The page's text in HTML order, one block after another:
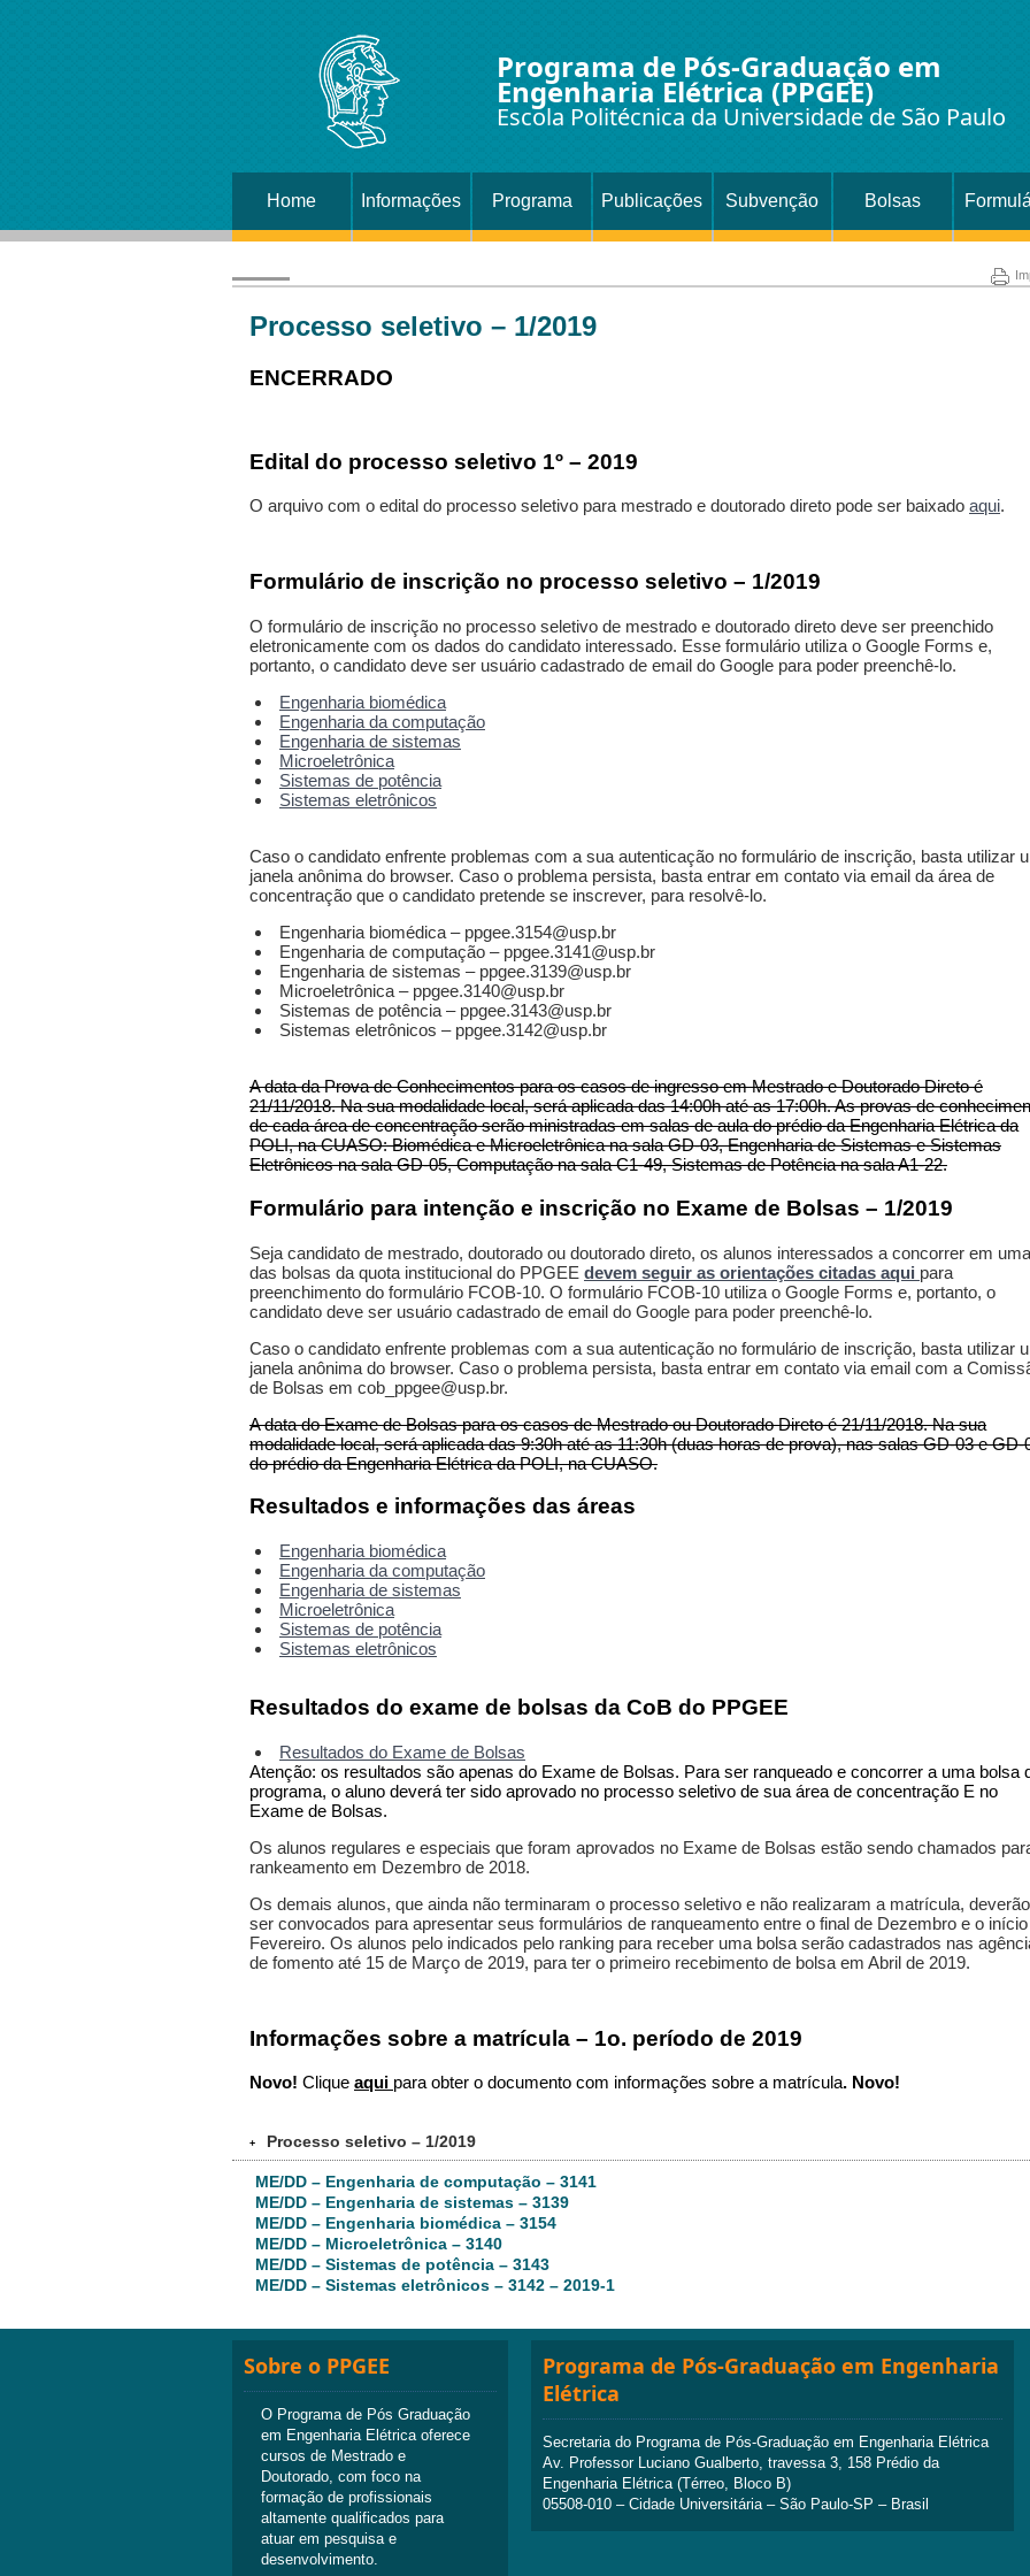
Programa de Pós-Graduação em
Engenharia Elétrica (PPGEE)
Escola Politécnica da Universidade de São Paulo
Home Informações Programa Publicações Subvenção Bolsas
Processo seletivo – 1/2019
ENCERRADO
Edital do processo seletivo 1º – 2019
O arquivo com o edital do processo seletivo para mestrado e doutorado direto pode ser baixado aqui.
Formulário de inscrição no processo seletivo – 1/2019
O formulário de inscrição no processo seletivo de mestrado e doutorado direto deve ser preenchido
eletronicamente com os dados do candidato interessado. Esse formulário utiliza o Google Forms e,
portanto, o candidato deve ser usuário cadastrado de email do Google para poder preenchê-lo.
Engenharia biomédica
Engenharia da computação
Engenharia de sistemas
Microeletrônica
Sistemas de potência
Sistemas eletrônicos
Caso o candidato enfrente problemas com a sua autenticação no formulário de inscrição, basta utilizar
janela anônima do browser. Caso o problema persista, basta entrar em contato via email da área de
concentração que o candidato pretende se inscrever, para resolvê-lo.
Engenharia biomédica – ppgee.3154@usp.br
Engenharia de computação – ppgee.3141@usp.br
Engenharia de sistemas – ppgee.3139@usp.br
Microeletrônica – ppgee.3140@usp.br
Sistemas de potência – ppgee.3143@usp.br
Sistemas eletrônicos – ppgee.3142@usp.br
A data da Prova de Conhecimentos para os casos de ingresso em Mestrado e Doutorado Direto é
21/11/2018. Na sua modalidade local, será aplicada das 14:00h até as 17:00h. As provas de
de cada área de concentração serão ministradas em salas de aula do prédio da Engenharia Elétrica da
POLI, na CUASO: Biomédica e Microeletrônica na sala GD-03, Engenharia de Sistemas e Sistemas
Eletrônicos na sala GD-05, Computação na sala C1-49, Sistemas de Potência na sala A1-22.
Formulário para intenção e inscrição no Exame de Bolsas – 1/2019
Seja candidato de mestrado, doutorado ou doutorado direto, os alunos interessados a concorrer em uma
das bolsas da quota institucional do PPGEE devem seguir as orientações citadas aqui para
preenchimento do formulário FCOB-10. O formulário FCOB-10 utiliza o Google Forms e, portanto, o
candidato deve ser usuário cadastrado de email do Google para poder preenchê-lo.
Caso o candidato enfrente problemas com a sua autenticação no formulário de inscrição, basta utilizar
janela anônima do browser. Caso o problema persista, basta entrar em contato via email com a
de Bolsas em cob_ppgee@usp.br.
A data do Exame de Bolsas para os casos de Mestrado ou Doutorado Direto é 21/11/2018. Na sua
modalidade local, será aplicada das 9:30h até as 11:30h (duas horas de prova), nas salas GD-03 e GD-
do prédio da Engenharia Elétrica da POLI, na CUASO.
Resultados e informações das áreas
Engenharia biomédica
Engenharia da computação
Engenharia de sistemas
Microeletrônica
Sistemas de potência
Sistemas eletrônicos
Resultados do exame de bolsas da CoB do PPGEE
Resultados do Exame de Bolsas
Atenção: os resultados são apenas do Exame de Bolsas. Para ser ranqueado e concorrer a uma bolsa
programa, o aluno deverá ter sido aprovado no processo seletivo de sua área de concentração E no
Exame de Bolsas.
Os alunos regulares e especiais que foram aprovados no Exame de Bolsas estão sendo chamados
rankeamento em Dezembro de 2018.
Os demais alunos, que ainda não terminaram o processo seletivo e não realizaram a matrícula, deverão
ser convocados para apresentar seus formulários de ranqueamento entre o final de Dezembro e o
Fevereiro. Os alunos pelo indicados pelo ranking para receber uma bolsa serão cadastrados nas
de fomento até 15 de Março de 2019, para ter o primeiro recebimento de bolsa em Abril de 2019.
Informações sobre a matrícula – 1o. período de 2019
Novo! Clique aqui para obter o documento com informações sobre a matrícula. Novo!
+ Processo seletivo – 1/2019
ME/DD – Engenharia de computação – 3141
ME/DD – Engenharia de sistemas – 3139
ME/DD – Engenharia biomédica – 3154
ME/DD – Microeletrônica – 3140
ME/DD – Sistemas de potência – 3143
ME/DD – Sistemas eletrônicos – 3142 – 2019-1
Sobre o PPGEE
O Programa de Pós Graduação
em Engenharia Elétrica oferece
cursos de Mestrado e
Doutorado, com foco na
formação de profissionais
altamente qualificados para
atuar em pesquisa e
desenvolvimento.
Programa de Pós-Graduação em Engenharia
Elétrica
Secretaria do Programa de Pós-Graduação em Engenharia Elétrica
Av. Professor Luciano Gualberto, travessa 3, 158 Prédio da
Engenharia Elétrica (Térreo, Bloco B)
05508-010 – Cidade Universitária – São Paulo-SP – Brasil